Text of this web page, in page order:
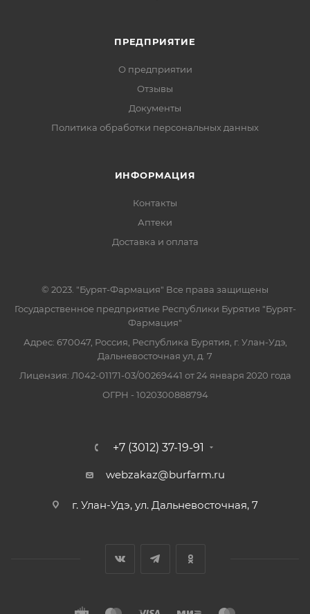
ПРЕДПРИЯТИЕ
О предприятии
Отзывы
Документы
Политика обработки персональных данных
ИНФОРМАЦИЯ
Контакты
Аптеки
Доставка и оплата
© 2023. "Бурят-Фармация" Все права защищены
Государственное предприятие Республики Бурятия "Бурят-
Фармация"
Адрес: 670047, Россия, Республика Бурятия, г. Улан-Удэ,
Дальневосточная ул, д. 7
Лицензия: Л042-01171-03/00269441 от 24 января 2020 года
ОГРН - 1020300888794
+7 (3012) 37-19-91
webzakaz@burfarm.ru
г. Улан-Удэ, ул. Дальневосточная, 7